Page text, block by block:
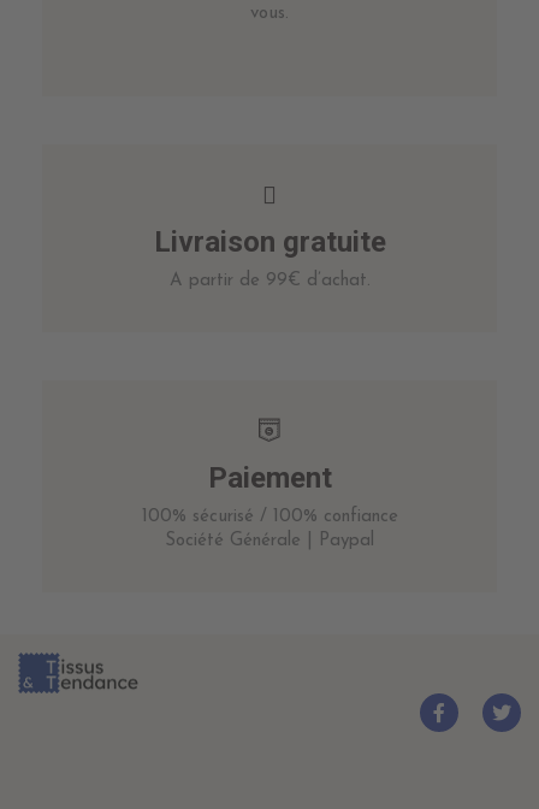
vous.
Livraison gratuite
A partir de 99€ d’achat.
Paiement
100% sécurisé / 100% confiance
Société Générale | Paypal